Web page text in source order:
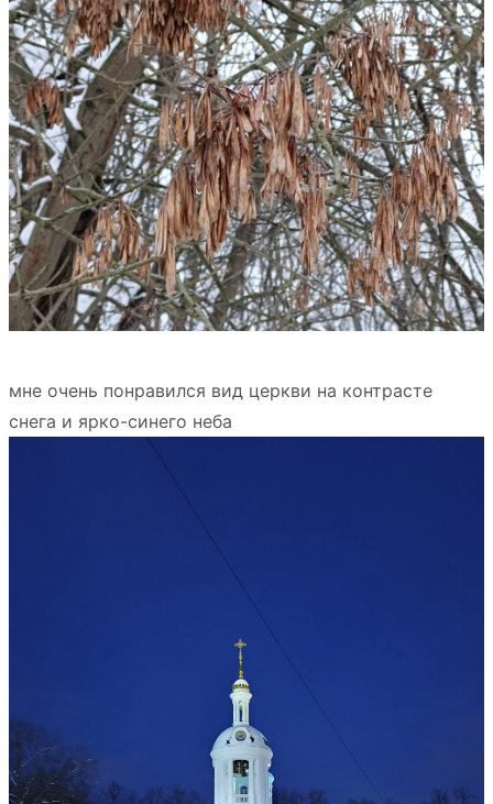
мне очень понравился вид церкви на контрасте
снега и ярко-синего неба